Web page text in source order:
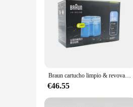
Features:
**Optimized Performance
The Braun Refill
smooth, close shave
The ergonomic design
Whether you're a
purchases, these sets
only durable but also cost-
These replacement
Braun cartucho limpio & revovable para maquinilla de afeitar eléctrica Braun con limpieza automática Limpia rastrojo & microbios del cabezal de la afeitadora
€46.55